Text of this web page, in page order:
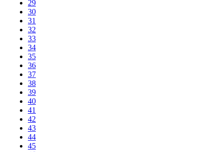
29
30
31
32
33
34
35
36
37
38
39
40
41
42
43
44
45